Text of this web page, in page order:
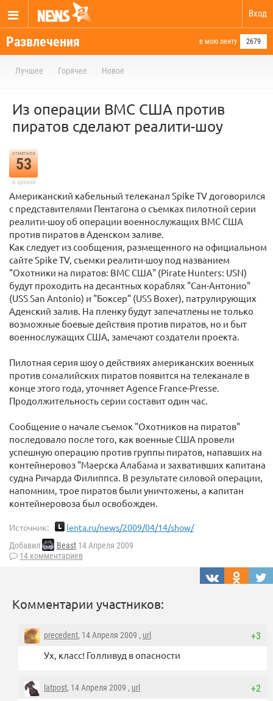
Вход
Развлечения в мою ленту 2679
Лучшее Горячее Новое
Из операции ВМС США против
пиратов сделают реалити-шоу
отметили
53
в архиве
Американский кабельный телеканал Spike TV договорился
с представителями Пентагона о съемках пилотной серии
реалити-шоу об операции военнослужащих ВМС США
против пиратов в Аденском заливе.
Как следует из сообщения, размещенного на официальном
сайте Spike TV, съемки реалити-шоу под названием
"Охотники на пиратов: ВМС США" (Pirate Hunters: USN)
будут проходить на десантных кораблях "Сан-Антонио"
(USS San Antonio) и "Боксер" (USS Boxer), патрулирующих
Аденский залив. На пленку будут запечатлены не только
возможные боевые действия против пиратов, но и быт
военнослужащих США, замечают создатели проекта.
Пилотная серия шоу о действиях американских военных
против сомалийских пиратов появится на телеканале в
конце этого года, уточняет Agence France-Presse.
Продолжительность серии составит один час.
Сообщение о начале съемок "Охотников на пиратов"
последовало после того, как военные США провели
успешную операцию против группы пиратов, напавших на
контейнеровоз "Маерска Алабама и захвативших капитана
судна Ричарда Филиппса. В результате силовой операции,
напомним, трое пиратов были уничтожены, а капитан
контейнеровоза был освобожден.
Источник: lenta.ru/news/2009/04/14/show/
Добавил Beast 14 Апреля 2009
14 комментариев
Комментарии участников:
+3
precedent, 14 Апреля 2009 , url
Ух, класс! Голливуд в опасности
+2
latpost, 14 Апреля 2009 , url